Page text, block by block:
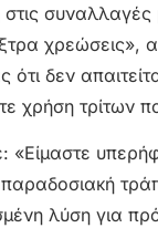
χρεώσεις»,
ότι δεν
χρήση τρίτων
«Είμαστε
λύση για